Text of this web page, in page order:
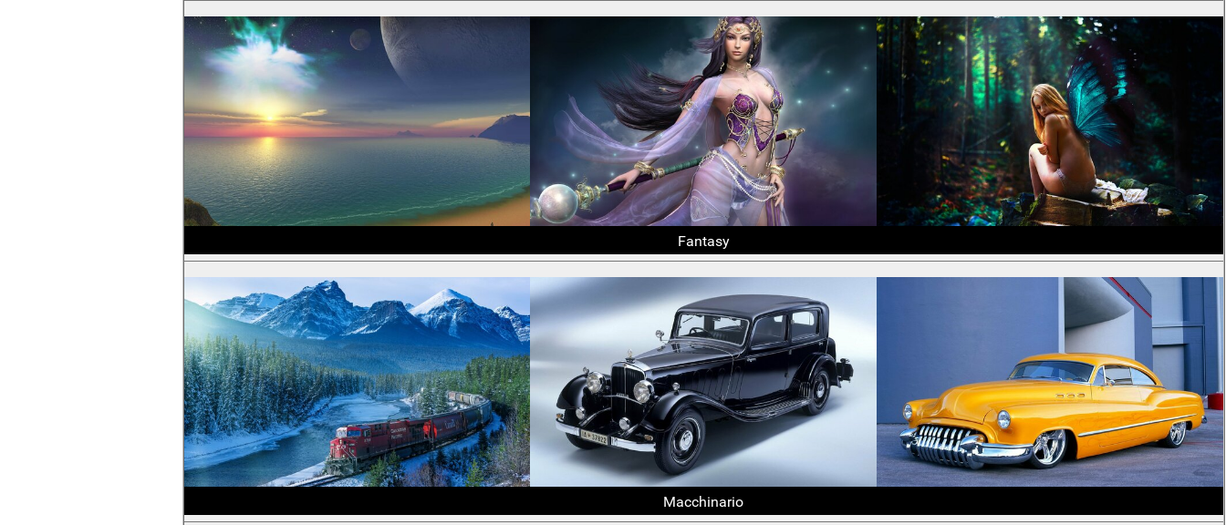
Fantasy
Macchinario